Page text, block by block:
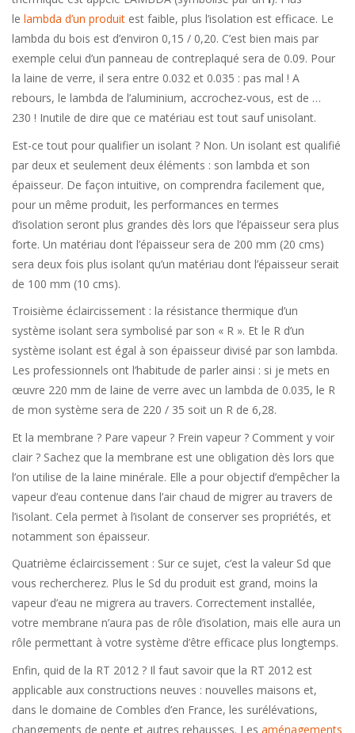
le lambda d’un produit est faible, plus l’isolation est efficace. Le
lambda du bois est d’environ 0,15 / 0,20. C’est bien mais par
exemple celui d’un panneau de contreplaqué sera de 0.09. Pour
la laine de verre, il sera entre 0.032 et 0.035 : pas mal ! A
rebours, le lambda de l’aluminium, accrochez-vous, est de …
230 ! Inutile de dire que ce matériau est tout sauf unisolant.
Est-ce tout pour qualifier un isolant ? Non. Un isolant est qualifié
par deux et seulement deux éléments : son lambda et son
épaisseur. De façon intuitive, on comprendra facilement que,
pour un même produit, les performances en termes
d’isolation seront plus grandes dès lors que l’épaisseur sera plus
forte. Un matériau dont l’épaisseur sera de 200 mm (20 cms)
sera deux fois plus isolant qu’un matériau dont l’épaisseur serait
de 100 mm (10 cms).
Troisième éclaircissement : la résistance thermique d’un
système isolant sera symbolisé par son « R ». Et le R d’un
système isolant est égal à son épaisseur divisé par son lambda.
Les professionnels ont l’habitude de parler ainsi : si je mets en
œuvre 220 mm de laine de verre avec un lambda de 0.035, le R
de mon système sera de 220 / 35 soit un R de 6,28.
Et la membrane ? Pare vapeur ? Frein vapeur ? Comment y voir
clair ? Sachez que la membrane est une obligation dès lors que
l’on utilise de la laine minérale. Elle a pour objectif d’empêcher la
vapeur d’eau contenue dans l’air chaud de migrer au travers de
l’isolant. Cela permet à l’isolant de conserver ses propriétés, et
notamment son épaisseur.
Quatrième éclaircissement : Sur ce sujet, c’est la valeur Sd que
vous rechercherez. Plus le Sd du produit est grand, moins la
vapeur d’eau ne migrera au travers. Correctement installée,
votre membrane n’aura pas de rôle d’isolation, mais elle aura un
rôle permettant à votre système d’être efficace plus longtemps.
Enfin, quid de la RT 2012 ? Il faut savoir que la RT 2012 est
applicable aux constructions neuves : nouvelles maisons et,
dans le domaine de Combles d’en France, les surélévations,
changements de pente et autres rehausses. Les aménagements